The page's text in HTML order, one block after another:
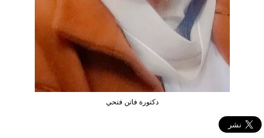
دكتورة فاتن فتحي